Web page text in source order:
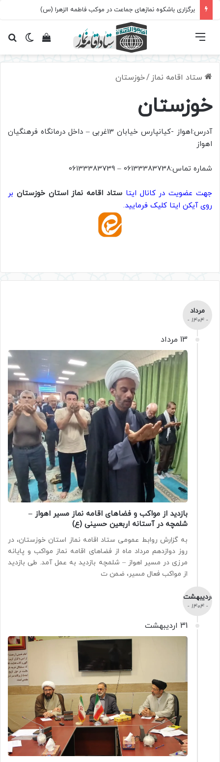
برگزاری باشکوه نمازهای جماعت در موکب فاطمه الزهرا (س)
تغییرمشاهده فهرست
ستاد اقامه نماز /خوزستان
خوزستان
آدرس:اهواز -کیانپارس خیابان 13غربی – داخل درمانگاه فرهنگیان
اهواز
شماره تماس:06133383738 – 06133383739
جهت عضویت در کانال ایتا ستاد اقامه نماز استان خوزستان بر
روی آیکن ایتا کلیک فرمایید.
مرداد
- 1404 -
13 مرداد
بازدید از مواکب و فضاهای اقامه نماز مسیر اهواز –
شلمچه در آستانه اربعین حسینی (ع)
به گزارش روابط عمومی ستاد اقامه نماز استان خوزستان، در
روز دوازدهم مرداد ماه از فضاهای اقامه نماز مواکب و پایانه
مرزی در مسیر اهواز – شلمچه بازدید به عمل آمد. طی بازدید
از مواکب فعال مسیر، ضمن ت
اردیبهشت
- 1404 -
31 اردیبهشت